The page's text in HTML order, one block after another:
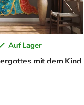
mit dem Kind
Auf Lager